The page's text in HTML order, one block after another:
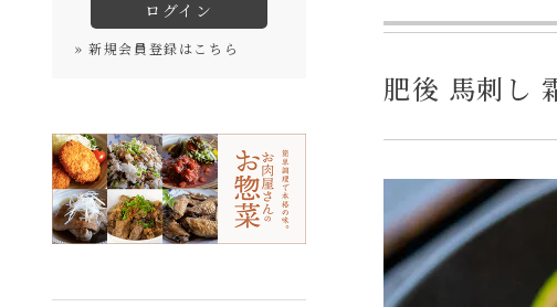
肥後 馬刺し
ログイン
» 新規会員登録はこちら